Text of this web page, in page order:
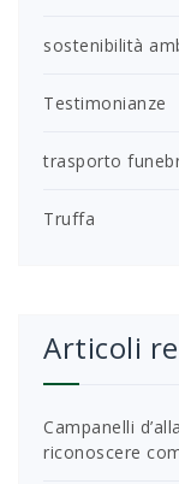
sostenibilità
Testimonianze
trasporto
Truffa
Articoli
Campanelli
riconoscere